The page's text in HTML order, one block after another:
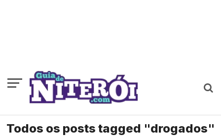
Todos os posts tagged "drogados"